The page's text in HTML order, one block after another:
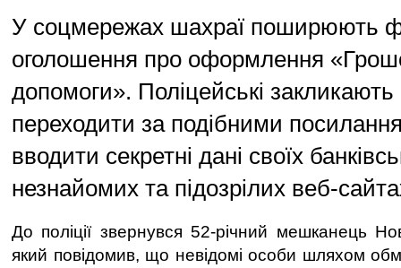
У соцмережах шахраї поширюють
оголошення про оформлення
допомоги». Поліцейські
переходити за подібними
вводити секретні дані своїх
незнайомих та підозрілих веб-
До поліції звернувся 52-річний мешканець
який повідомив, що невідомі особи шляхом